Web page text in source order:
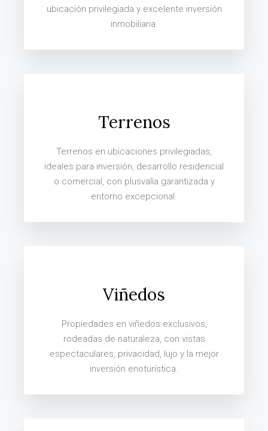
ubicación privilegiada y excelente inversión
inmobiliaria.
Terrenos
Terrenos en ubicaciones privilegiadas,
ideales para inversión, desarrollo residencial
o comercial, con plusvalía garantizada y
entorno excepcional.
Viñedos
Propiedades en viñedos exclusivos,
rodeadas de naturaleza, con vistas
espectaculares, privacidad, lujo y la mejor
inversión enoturística.